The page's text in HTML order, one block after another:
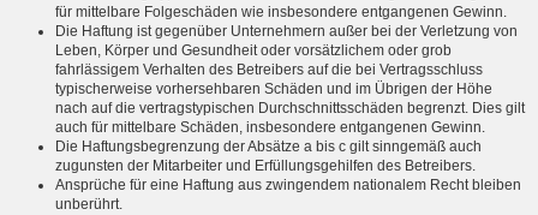
für mittelbare Folgeschäden wie insbesondere entgangenen Gewinn.
Die Haftung ist gegenüber Unternehmern außer bei der Verletzung von
Leben, Körper und Gesundheit oder vorsätzlichem oder grob
fahrlässigem Verhalten des Betreibers auf die bei Vertragsschluss
typischerweise vorhersehbaren Schäden und im Übrigen der Höhe
nach auf die vertragstypischen Durchschnittsschäden begrenzt. Dies gilt
auch für mittelbare Schäden, insbesondere entgangenen Gewinn.
Die Haftungsbegrenzung der Absätze a bis c gilt sinngemäß auch
zugunsten der Mitarbeiter und Erfüllungsgehilfen des Betreibers.
Ansprüche für eine Haftung aus zwingendem nationalem Recht bleiben
unberührt.